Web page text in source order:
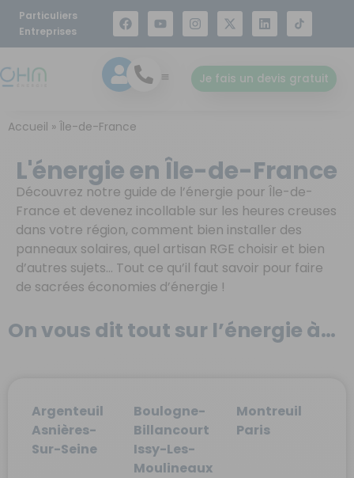
Particuliers
Entreprises
Je fais un devis gratuit
Accueil » Île-de-France
L'énergie en Île-de-France
Découvrez notre guide de l’énergie pour Île-de-
France et devenez incollable sur les heures creuses
dans votre région, comment bien installer des
panneaux solaires, quel artisan RGE choisir et bien
d’autres sujets… Tout ce qu’il faut savoir pour faire
de sacrées économies d’énergie !
On vous dit tout sur l’énergie à…
Argenteuil
Asnières-
Sur-Seine
Boulogne-
Billancourt
Issy-Les-
Moulineaux
Montreuil
Paris